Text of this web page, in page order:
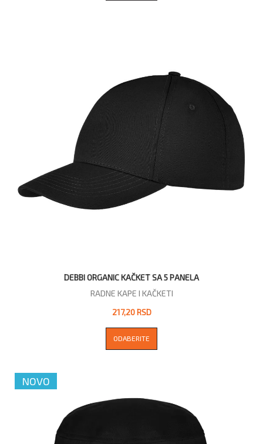
DEBBI ORGANIC KAČKET SA 5 PANELA
RADNE KAPE I KAČKETI
217,20 RSD
ODABERITE
NOVO